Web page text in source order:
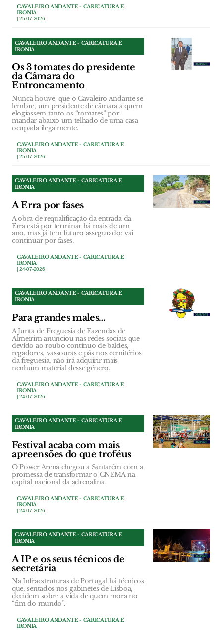
CAVALEIRO ANDANTE - CARICATURA E
IRONIA
| 25-07-2026
CAVALEIRO ANDANTE - CARICATURA E
IRONIA
Os 3 tomates do presidente
da Câmara do
Entroncamento
Nunca houve, que o Cavaleiro Andante se
lembre, um presidente de câmara a quem
elogiassem tanto os “tomates” por
mandar abaixo um telhado de uma casa
ocupada ilegalmente.
CAVALEIRO ANDANTE - CARICATURA E
IRONIA
| 25-07-2026
CAVALEIRO ANDANTE - CARICATURA E
IRONIA
A Erra por fases
A obra de requalificação da entrada da
Erra está por terminar há mais de um
ano, mas já tem futuro assegurado: vai
continuar por fases.
CAVALEIRO ANDANTE - CARICATURA E
IRONIA
| 24-07-2026
CAVALEIRO ANDANTE - CARICATURA E
IRONIA
Para grandes males…
A Junta de Freguesia de Fazendas de
Almeirim anunciou nas redes sociais que
devido ao roubo contínuo de baldes,
regadores, vassouras e pás nos cemitérios
da freguesia, não irá adquirir mais
nenhum material desse género.
CAVALEIRO ANDANTE - CARICATURA E
IRONIA
| 24-07-2026
CAVALEIRO ANDANTE - CARICATURA E
IRONIA
Festival acaba com mais
apreensões do que troféus
O Power Arena chegou a Santarém com a
promessa de transformar o CNEMA na
capital nacional da adrenalina.
CAVALEIRO ANDANTE - CARICATURA E
IRONIA
| 24-07-2026
CAVALEIRO ANDANTE - CARICATURA E
IRONIA
A IP e os seus técnicos de
secretária
Na Infraestruturas de Portugal há técnicos
que, sentados nos gabinetes de Lisboa,
decidem sobre a vida de quem mora no
“fim do mundo”.
CAVALEIRO ANDANTE - CARICATURA E
IRONIA